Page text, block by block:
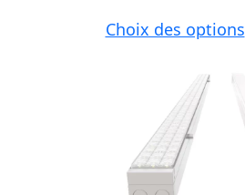
Choix des options